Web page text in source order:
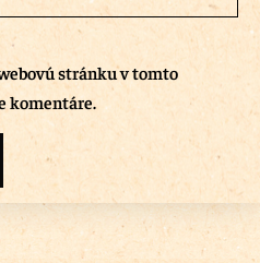
stránku v tomto
komentáre.